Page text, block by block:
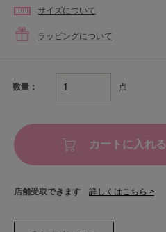
サイズについて
ラッピングについて
数量： 点
カートに入れる
店舗受取できます 詳しくはこちら >